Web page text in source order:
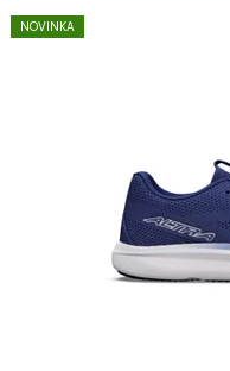
NOVINKA
NOVINKA
NOVINKA
NOVINKA
NOVINKA
NOVINKA